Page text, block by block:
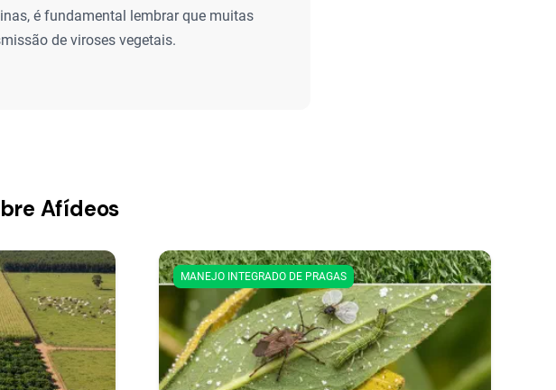
é fundamental lembrar que muitas
de viroses vegetais.
Afídeos
MANEJO INTEGRADO DE PRAGAS